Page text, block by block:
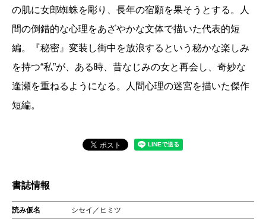
の肌に女郎蜘蛛を彫り、長年の宿願を果そうとする。人
間の倒錯的な心理をあざやかな文体で描いた代表的短
編。『秘密』変装し街中を放浪するという秘かな楽しみ
を持つ“私”が、ある時、昔なじみの女と再会し、奇妙な
逢瀬を重ねるようになる。人間心理の迷宮を描いた傑作
短編。
書誌情報
読み仮名 シセイ／ヒミツ